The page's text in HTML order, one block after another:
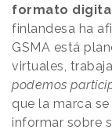
formato
finlandesa ha
GSMA está
virtuales,
podemos
que la marca
informar sobre